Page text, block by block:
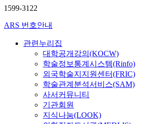
1599-3122
ARS 번호안내
관련누리집
대학공개강의(KOCW)
학술정보통계시스템(Rinfo)
외국학술지지원센터(FRIC)
학술관계분석서비스(SAM)
사서커뮤니티
기관회원
지식나눔(LOOK)